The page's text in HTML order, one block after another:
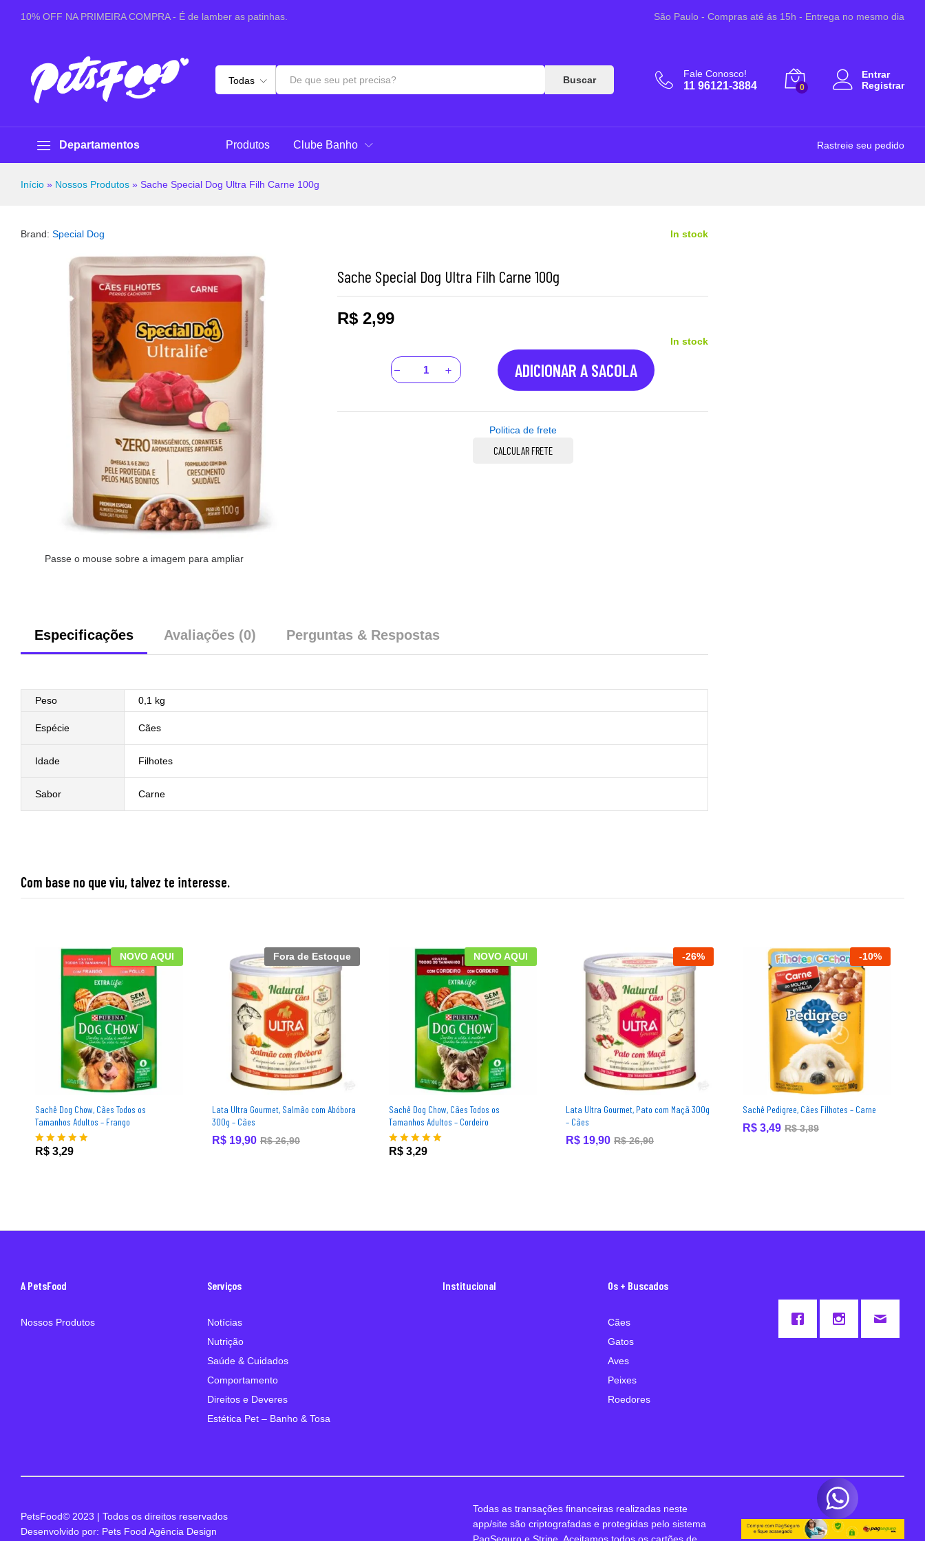
10% OFF NA PRIMEIRA COMPRA - É de lamber as patinhas. São Paulo - Compras até ás 15h - Entrega no mesmo dia
Todas Buscar
Fale Conosco!
11 96121-3884 0
Entrar
Registrar
Departamentos Produtos Clube Banho Rastreie seu pedido
Início » Nossos Produtos » Sache Special Dog Ultra Filh Carne 100g
Brand: Special Dog In stock
Passe o mouse sobre a imagem para ampliar
Sache Special Dog Ultra Filh Carne 100g
R$2,99
In stock
ADICIONAR A SACOLA
Politica de frete
CALCULAR FRETE
Especificações Avaliações (0) Perguntas & Respostas
Peso 0,1 kg
Espécie Cães
Idade Filhotes
Sabor Carne
Com base no que viu, talvez te interesse.
NOVO AQUI
Sachê Dog Chow, Cães Todos os
Tamanhos Adultos – Frango
Avaliação
R$ 3,29
Fora de Estoque
Lata Ultra Gourmet, Salmão com Abóbora
300g – Cães
R$ 19,90 R$26,90
NOVO AQUI
Sachê Dog Chow, Cães Todos os
Tamanhos Adultos – Cordeiro
Avaliação
R$ 3,29
-26%
Lata Ultra Gourmet, Pato com Maçã 300g
– Cães
R$ 19,90 R$26,90
-10%
Sachê Pedigree, Cães Filhotes – Carne
R$ 3,49 R$3,89
A PetsFood
Nossos Produtos
Serviços
Notícias
Nutrição
Saúde & Cuidados
Comportamento
Direitos e Deveres
Estética Pet – Banho & Tosa
Institucional Os + Buscados
Cães
Gatos
Aves
Peixes
Roedores
PetsFood© 2023 | Todos os direitos reservados
Desenvolvido por: Pets Food Agência Design
Todas as transações financeiras realizadas neste
app/site são criptografadas e protegidas pelo sistema
Especificações Avaliações (0) Perguntas & Respostas
R$ 2,99 Adicionar ao Carrinho